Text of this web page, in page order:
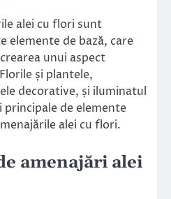
alei cu flori sunt
elemente de bază, care
unui aspect
și plantele,
decorative, și iluminatul
de elemente
alei cu flori.
amenajări alei